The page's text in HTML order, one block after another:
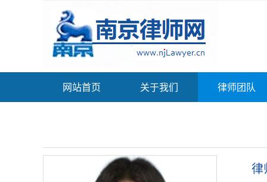
网站首页 关于我们 律师团队
律